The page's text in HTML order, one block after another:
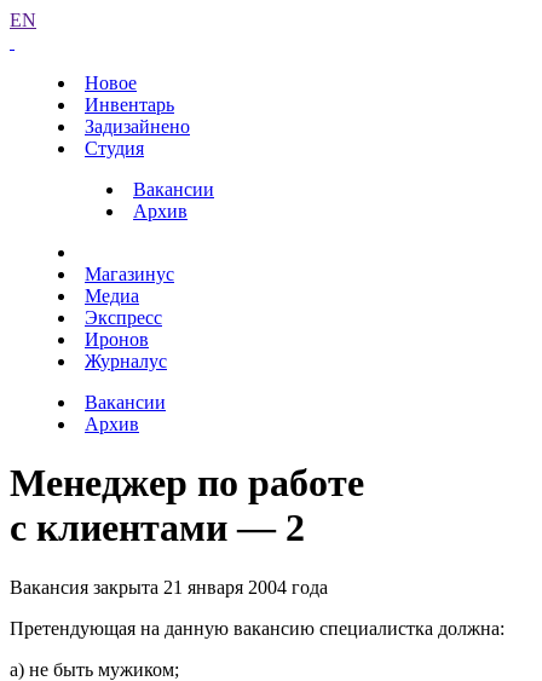
EN
Новое
Инвентарь
Задизайнено
Студия
Вакансии
Архив
Магазинус
Медиа
Экспресс
Иронов
Журналус
Вакансии
Архив
Менеджер по работе
с клиентами — 2
Вакансия закрыта 21 января 2004 года
Претендующая на данную вакансию специалистка должна:
а) не быть мужиком;